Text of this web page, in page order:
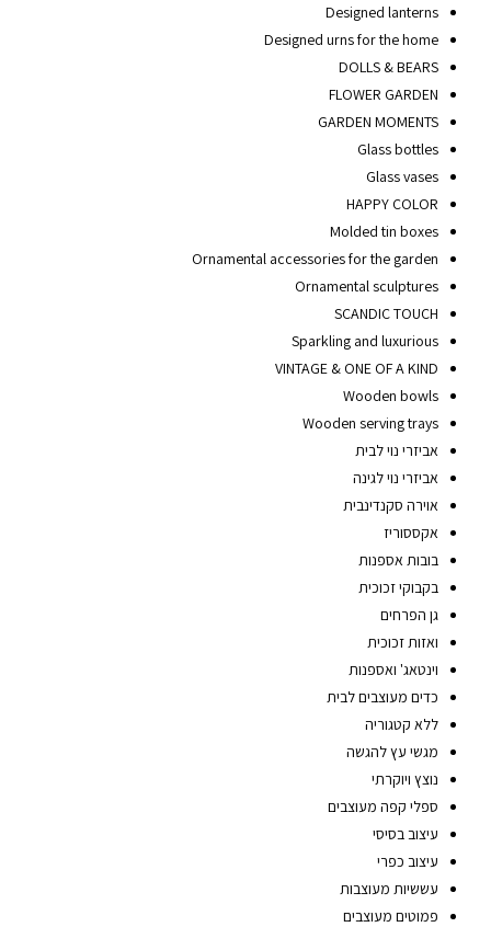
Designed lanterns
Designed urns for the home
DOLLS & BEARS
FLOWER GARDEN
GARDEN MOMENTS
Glass bottles
Glass vases
HAPPY COLOR
Molded tin boxes
Ornamental accessories for the garden
Ornamental sculptures
SCANDIC TOUCH
Sparkling and luxurious
VINTAGE & ONE OF A KIND
Wooden bowls
Wooden serving trays
אביזרי נוי לבית
אביזרי נוי לגינה
אוירה סקנדינבית
אקססוריז
בובות אספנות
בקבוקי זכוכית
גן הפרחים
ואזות זכוכית
וינטאג' ואספנות
כדים מעוצבים לבית
ללא קטגוריה
מגשי עץ להגשה
נוצץ ויוקרתי
ספלי קפה מעוצבים
עיצוב בסיסי
עיצוב כפרי
עששיות מעוצבות
פמוטים מעוצבים